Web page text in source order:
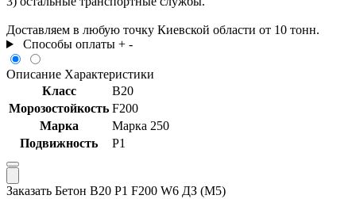
Доставляем в любую точку Киевской области от 10 тонн.
Способы оплаты + -
Описание Характеристики
Класс
В20
Морозостойкость F200
Марка
Марка 250
Подвижность
Р1
Заказать Бетон В20 Р1 F200 W6 ДЗ (М5)